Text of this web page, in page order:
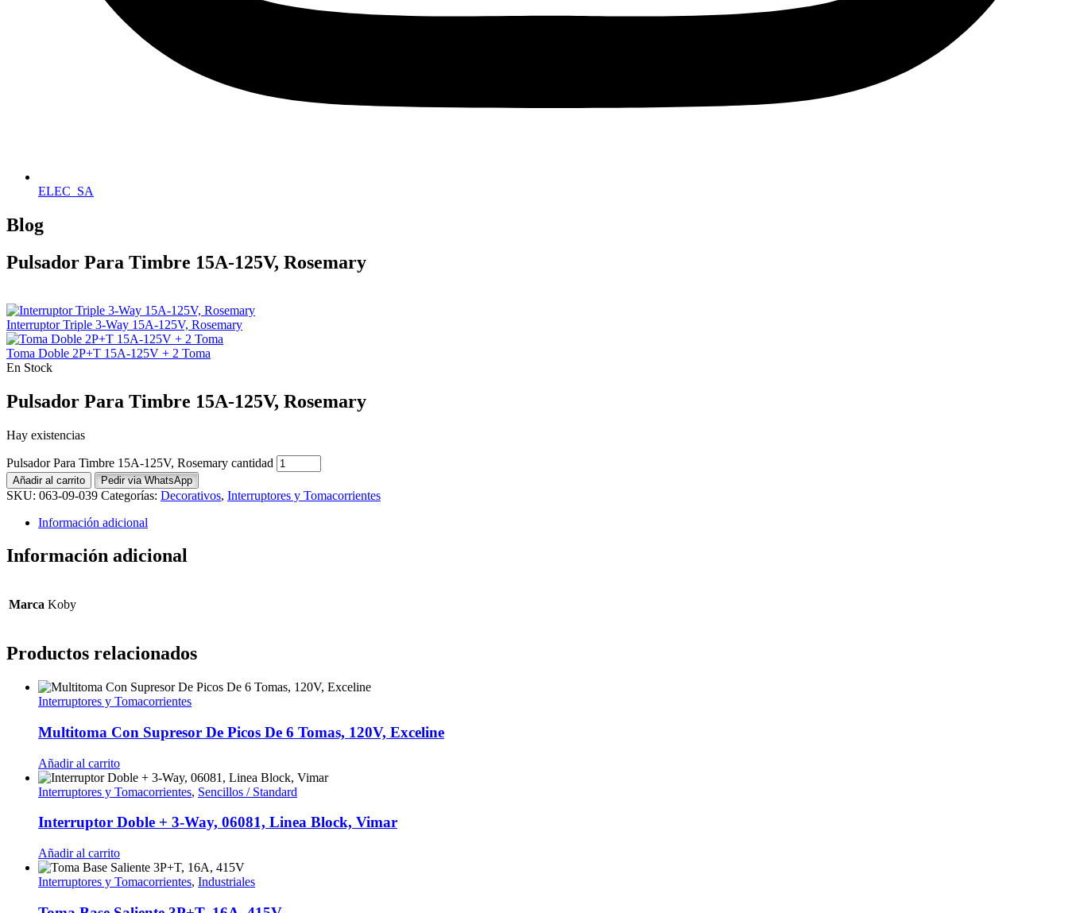
ELEC_SA
Blog
Pulsador Para Timbre 15A-125V, Rosemary
Interruptor Triple 3-Way 15A-125V, Rosemary
Toma Doble 2P+T 15A-125V + 2 Toma
En Stock
Pulsador Para Timbre 15A-125V, Rosemary
Hay existencias
Pulsador Para Timbre 15A-125V, Rosemary cantidad
Añadir al carrito Pedir via WhatsApp
SKU: 063-09-039 Categorías: Decorativos, Interruptores y Tomacorrientes
Información adicional
Información adicional
Marca Koby
Productos relacionados
Interruptores y Tomacorrientes
Multitoma Con Supresor De Picos De 6 Tomas, 120V, Exceline
Añadir al carrito
Interruptores y Tomacorrientes, Sencillos / Standard
Interruptor Doble + 3-Way, 06081, Linea Block, Vimar
Añadir al carrito
Interruptores y Tomacorrientes, Industriales